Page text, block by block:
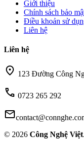
Giới thiệu
Chính sách bảo
Điều khoản sử
Liên hệ
Liên hệ
location_on 123 Đường Công
call 0723 265 292
mail
© 2026 Công Nghệ Việt